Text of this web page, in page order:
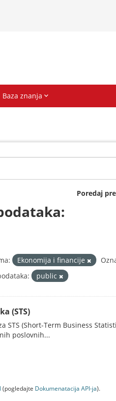
Poredaj
Ekonomija i financije
public
(STS)
STS (Short-Term Business
poslovnih...
(pogledajte Dokumenаtаcijа API-jа).